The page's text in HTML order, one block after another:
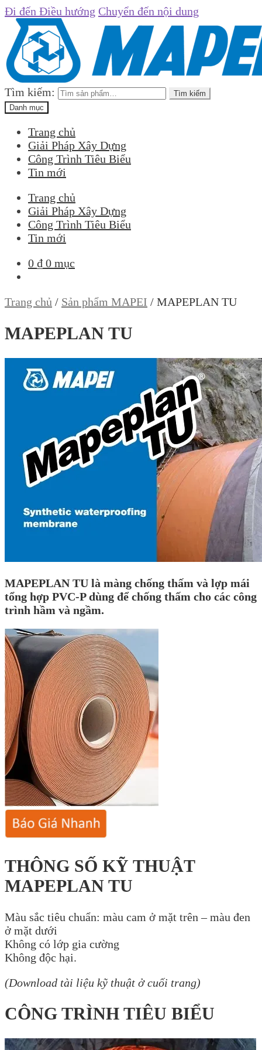
Đi đến Điều hướng Chuyển đến nội dung
Tìm kiếm:
Tìm kiếm
Danh mục
Trang chủ
Giải Pháp Xây Dựng
Công Trình Tiêu Biểu
Tin mới
Trang chủ
Giải Pháp Xây Dựng
Công Trình Tiêu Biểu
Tin mới
0 ₫ 0 mục
Trang chủ / Sản phẩm MAPEI / MAPEPLAN TU
MAPEPLAN TU
MAPEPLAN TU là màng chống thấm và lợp mái
tổng hợp PVC-P dùng để chống thấm cho các công
trình hầm và ngầm.
THÔNG SỐ KỸ THUẬT
MAPEPLAN TU
Màu sắc tiêu chuẩn: màu cam ở mặt trên – màu đen
ở mặt dưới
Không có lớp gia cường
Không độc hại.
(Download tài liệu kỹ thuật ở cuối trang)
CÔNG TRÌNH TIÊU BIỂU